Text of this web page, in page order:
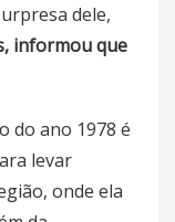
dele,
informou que
do ano 1978 é
levar
onde ela